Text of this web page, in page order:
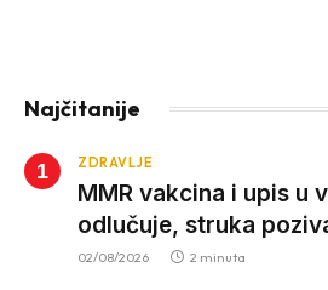
Najčitanije
ZDRAVLJE
MMR vakcina i upis u
odlučuje, struka
vjeruju nauci
02/08/2026 2 minuta